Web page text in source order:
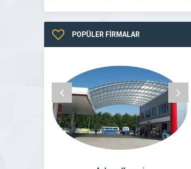
POPÜLER FİRMALAR